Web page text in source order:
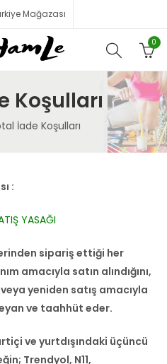
Mağazası
0
Koşulları
İade Koşulları
:
YASAĞI
sipariş ettiği her
amacıyla satın alındığını,
yeniden satış amacıyla
ve taahhüt eder.
ve yurtdışındaki üçüncü
Trendyol, N11,